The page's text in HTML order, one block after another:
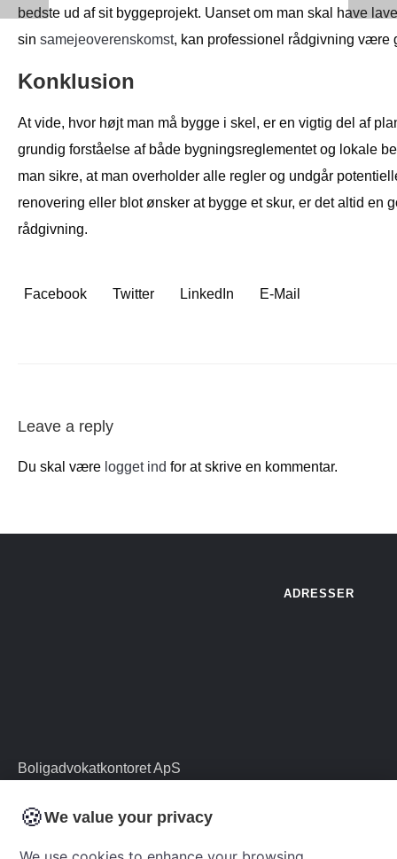
bedste ud af sit byggeprojekt. Uanset om man skal have
sin samejeoverenskomst, kan professionel rådgivning være
Konklusion
At vide, hvor højt man må bygge i skel, er en vigtig del af
grundig forståelse af både bygningsreglementet og lokale
man sikre, at man overholder alle regler og undgår
renovering eller blot ønsker at bygge et skur, er det altid en
rådgivning.
Facebook Twitter LinkedIn E-Mail
Leave a reply
Du skal være logget ind for at skrive en kommentar.
Boligadvokatkontoret ApS
ADRESSER
🍪We value your privacy